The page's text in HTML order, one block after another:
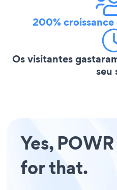
200% croissance
Os visitantes
seu
Yes,
for that.